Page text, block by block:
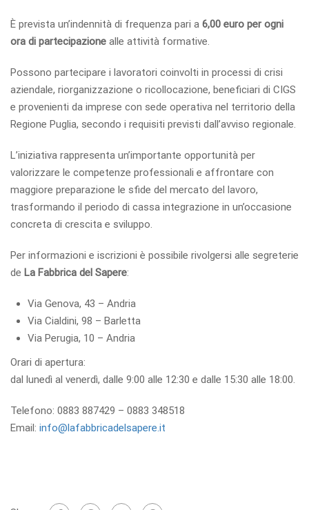
È prevista un’indennità di frequenza pari a 6,00 euro per ogni
ora di partecipazione alle attività formative.
Possono partecipare i lavoratori coinvolti in processi di crisi
aziendale, riorganizzazione o ricollocazione, beneficiari di CIGS
e provenienti da imprese con sede operativa nel territorio della
Regione Puglia, secondo i requisiti previsti dall’avviso regionale.
L’iniziativa rappresenta un’importante opportunità per
valorizzare le competenze professionali e affrontare con
maggiore preparazione le sfide del mercato del lavoro,
trasformando il periodo di cassa integrazione in un’occasione
concreta di crescita e sviluppo.
Per informazioni e iscrizioni è possibile rivolgersi alle segreterie
de La Fabbrica del Sapere:
Via Genova, 43 – Andria
Via Cialdini, 98 – Barletta
Via Perugia, 10 – Andria
Orari di apertura:
dal lunedì al venerdì, dalle 9:00 alle 12:30 e dalle 15:30 alle 18:00.
Telefono: 0883 887429 – 0883 348518
Email: info@lafabbricadelsapere.it